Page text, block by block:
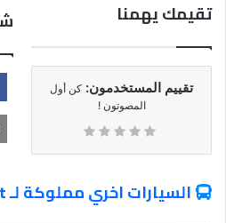
تقيمك يهمنا
تقييم المستخدمون: كن أول
المصوتون !
السيارات اخري مملوكة لـ tourst